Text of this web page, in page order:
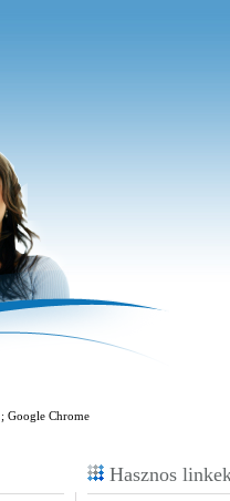
Google Chrome
Hasznos